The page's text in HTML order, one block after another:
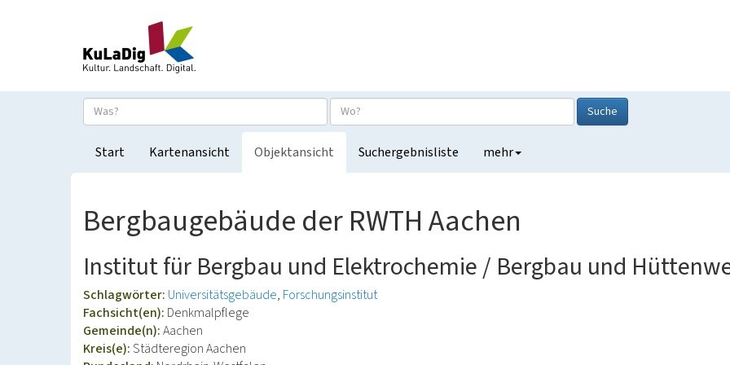
Suche
Start Kartenansicht Objektansicht Suchergebnisliste mehr
Bergbaugebäude der RWTH Aachen
Institut für Bergbau und Elektrochemie / Bergbau und
Schlagwörter: Universitätsgebäude Forschungsinstitut
Fachsicht(en): Denkmalpflege
Gemeinde(n):Aachen
Kreis(e):Städteregion Aachen